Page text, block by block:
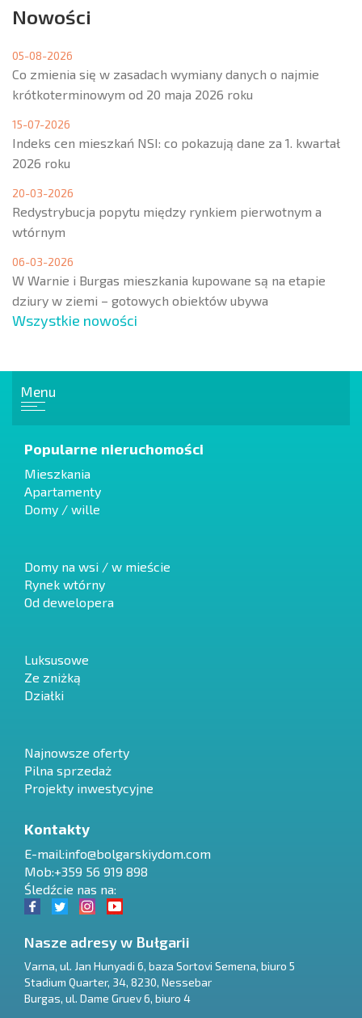
Nowości
05-08-2026
Co zmienia się w zasadach wymiany danych o najmie
krótkoterminowym od 20 maja 2026 roku
15-07-2026
Indeks cen mieszkań NSI: co pokazują dane za 1. kwartał
2026 roku
20-03-2026
Redystrybucja popytu między rynkiem pierwotnym a
wtórnym
06-03-2026
W Warnie i Burgas mieszkania kupowane są na etapie
dziury w ziemi – gotowych obiektów ubywa
Wszystkie nowości
Menu
Popularne nieruchomości
Mieszkania
Apartamenty
Domy / wille
Domy na wsi / w mieście
Rynek wtórny
Od dewelopera
Luksusowe
Ze zniżką
Działki
Najnowsze oferty
Pilna sprzedaż
Projekty inwestycyjne
Kontakty
E-mail:info@bolgarskiydom.com
Mob:+359 56 919 898
Śledźcie nas na:
Nasze adresy w Bułgarii
Varna, ul. Jan Hunyadi 6, baza Sortovi Semena, biuro 5
Stadium Quarter, 34, 8230, Nessebar
Burgas, ul. Dame Gruev 6, biuro 4